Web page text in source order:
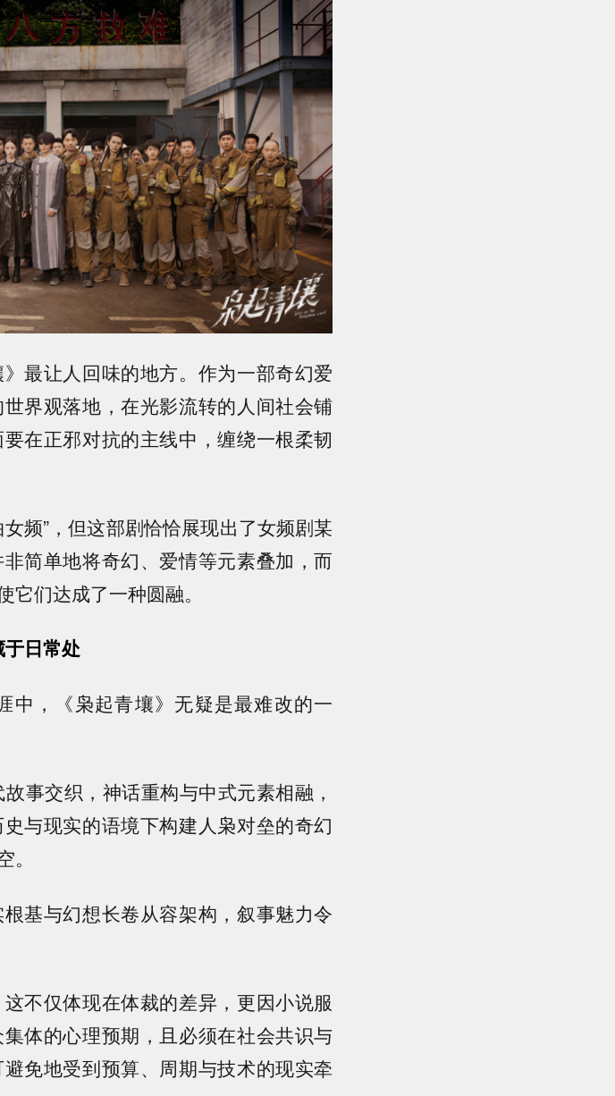
最让人回味的地方。作为一部奇幻爱
界观落地，在光影流转的人间社会铺
在正邪对抗的主线中，缠绕一根柔韧
频”，但这部剧恰恰展现出了女频剧某
简单地将奇幻、爱情等元素叠加，而
们达成了一种圆融。
日常处
中，《枭起青壤》无疑是最难改的一
事交织，神话重构与中式元素相融，
与现实的语境下构建人枭对垒的奇幻
基与幻想长卷从容架构，叙事魅力令
不仅体现在体裁的差异，更因小说服
体的心理预期，且必须在社会共识与
免地受到预算、周期与技术的现实牵